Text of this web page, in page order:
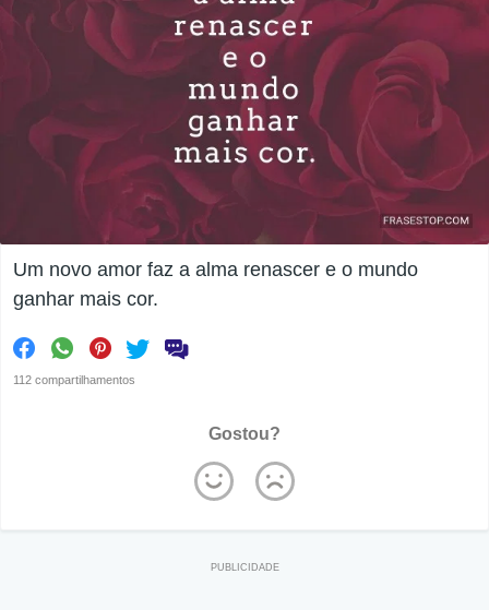
Um novo amor faz a alma renascer e o mundo
ganhar mais cor.
112 compartilhamentos
Gostou?